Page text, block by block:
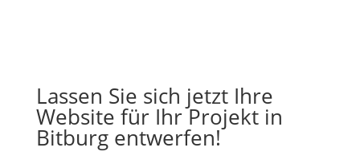
Lassen Sie sich jetzt Ihre
Website für Ihr Projekt in
Bitburg entwerfen!